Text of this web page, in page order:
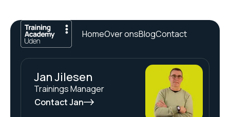
HomeOver onsBlogContact
Jan Jilesen
Trainings Manager
Contact Jan